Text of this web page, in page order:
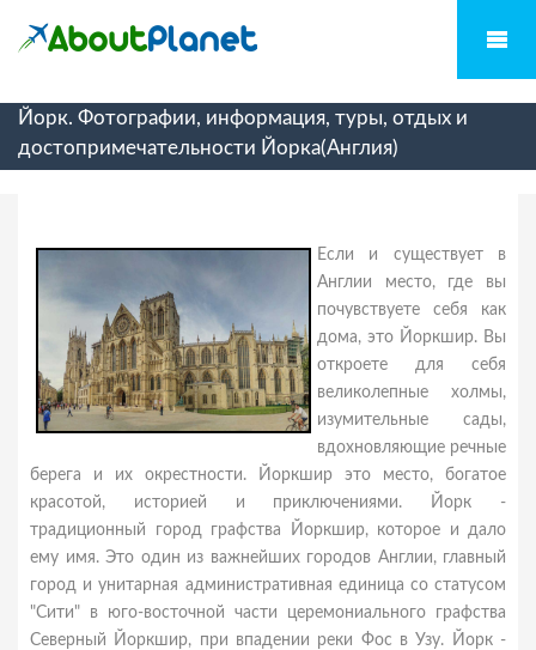
Йорк. Фотографии, информация, туры, отдых и
достопримечательности Йорка(Англия)
Если и существует в
Англии место, где вы
почувствуете себя как
дома, это Йоркшир. Вы
откроете для себя
великолепные холмы,
изумительные сады,
вдохновляющие речные
берега и их окрестности. Йоркшир это место, богатое
красотой, историей и приключениями. Йорк -
традиционный город графства Йоркшир, которое и дало
ему имя. Это один из важнейших городов Англии, главный
город и унитарная административная единица со статусом
"Сити" в юго-восточной части церемониального графства
Северный Йоркшир, при впадении реки Фос в Узу. Йорк -